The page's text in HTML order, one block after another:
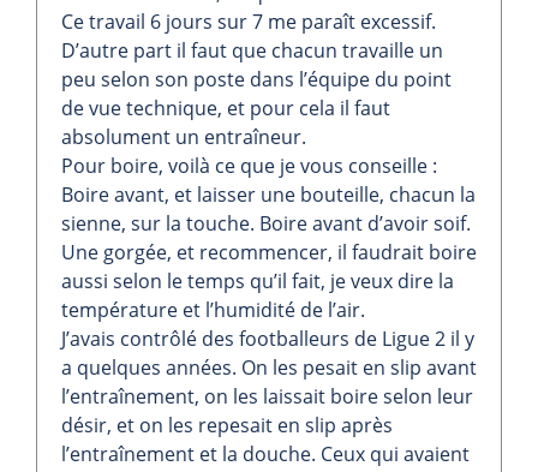
Ce travail 6 jours sur 7 me paraît excessif.
D’autre part il faut que chacun travaille un
peu selon son poste dans l’équipe du point
de vue technique, et pour cela il faut
absolument un entraîneur.
Pour boire, voilà ce que je vous conseille :
Boire avant, et laisser une bouteille, chacun la
sienne, sur la touche. Boire avant d’avoir soif.
Une gorgée, et recommencer, il faudrait boire
aussi selon le temps qu’il fait, je veux dire la
température et l’humidité de l’air.
J’avais contrôlé des footballeurs de Ligue 2 il y
a quelques années. On les pesait en slip avant
l’entraînement, on les laissait boire selon leur
désir, et on les repesait en slip après
l’entraînement et la douche. Ceux qui avaient